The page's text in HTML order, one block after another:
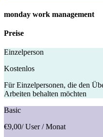
monday work management
Preise
Einzelperson
Kostenlos
Für Einzelpersonen, die den
Arbeiten behalten möchten
Basic
€9,00/ User / Monat